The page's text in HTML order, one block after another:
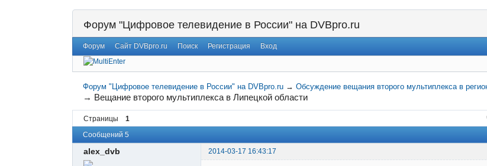
Форум "Цифровое телевидение в России" на DVBpro.ru
Форум Сайт DVBpro.ru Поиск Регистрация Вход
Форум "Цифровое телевидение в России" на DVBpro.ru →Обсуждение вещания второго мультиплекса в
→ Вещание второго мультиплекса в Липецкой области
Страницы 1
Сообщений 5
alex_dvb 2014-03-17 16:43:17